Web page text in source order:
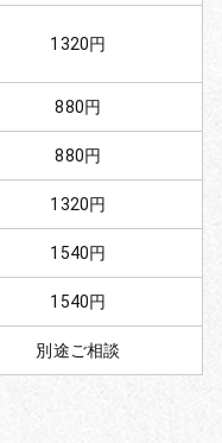
1320円
880円
880円
1320円
1540円
1540円
別途ご相談